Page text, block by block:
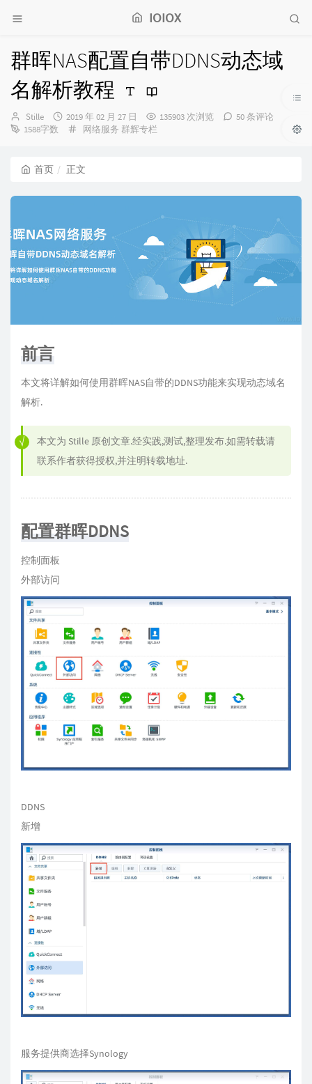
IOIOX
群晖NAS配置自带DDNS动态域
名解析教程
博
主：
Stille
发
布
2019 年 02 月 27 日 135903 次浏览
50 条评论
1588字数
分
网络服务 群辉专栏
首页 正文
前言
本文将详解如何使用群晖NAS自带的DDNS功能来实现动态域名
解析.
本文为 Stille 原创文章.经实践,测试,整理发布.如需转载请
联系作者获得授权,并注明转载地址.
配置群晖DDNS
控制面板
外部访问
DDNS
新增
服务提供商选择Synology